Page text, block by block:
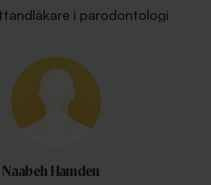
i parodontologi
Naabeh Hamden